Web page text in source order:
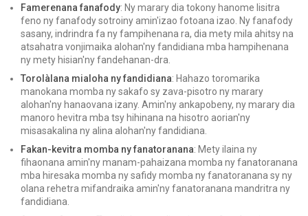
Famerenana fanafody: Ny marary dia tokony hanome lisitra
feno ny fanafody sotroiny amin'izao fotoana izao. Ny fanafody
sasany, indrindra fa ny fampihenana ra, dia mety mila ahitsy na
atsahatra vonjimaika alohan'ny fandidiana mba hampihenana
ny mety hisian'ny fandehanan-dra.
Torolàlana mialoha ny fandidiana: Hahazo toromarika
manokana momba ny sakafo sy zava-pisotro ny marary
alohan'ny hanaovana izany. Amin'ny ankapobeny, ny marary dia
manoro hevitra mba tsy hihinana na hisotro aorian'ny
misasakalina ny alina alohan'ny fandidiana.
Fakan-kevitra momba ny fanatoranana: Mety ilaina ny
fihaonana amin'ny manam-pahaizana momba ny fanatoranana
mba hiresaka momba ny safidy momba ny fanatoranana sy ny
olana rehetra mifandraika amin'ny fanatoranana mandritra ny
fandidiana.